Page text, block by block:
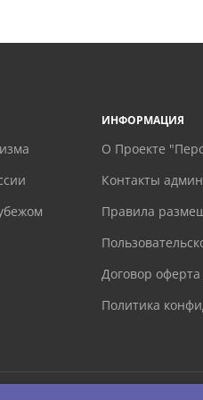
ИНФОРМАЦИЯ
О Проекте
Контакты
Правила
Договор оферта
Политика